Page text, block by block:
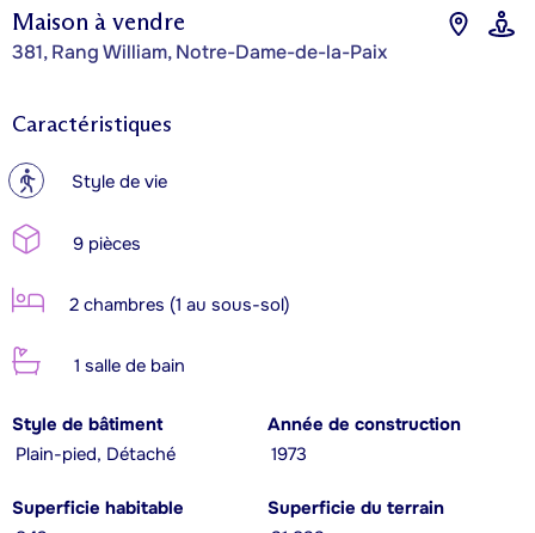
Maison à vendre
381, Rang William, Notre-Dame-de-la-Paix
Caractéristiques
? Style de vie
9 pièces
2 chambres (1 au sous-sol)
1 salle de bain
Style de bâtiment
Plain-pied, Détaché
Année de construction
1973
Superficie habitable
Superficie du terrain